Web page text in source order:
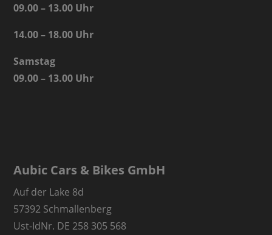
09.00 – 13.00 Uhr
14.00 – 18.00 Uhr
Samstag
09.00 – 13.00 Uhr
Aubic Cars & Bikes GmbH
Auf der Lake 8d
57392 Schmallenberg
Ust-IdNr. DE 258 305 568